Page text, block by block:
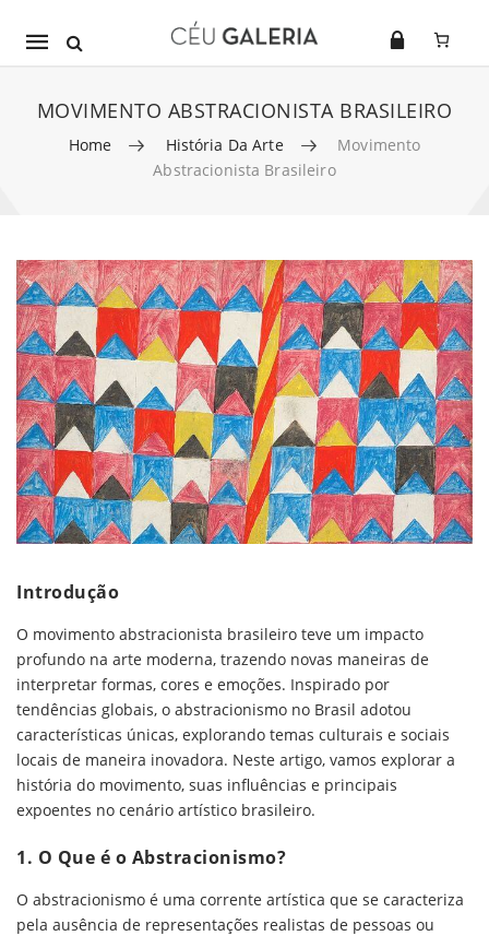
Mobile
MOVIMENTO ABSTRACIONISTA BRASILEIRO
Home História Da Arte
Movimento
Abstracionista Brasileiro
Skip to content
Introdução
O movimento abstracionista brasileiro teve um impacto
profundo na arte moderna, trazendo novas maneiras de
interpretar formas, cores e emoções. Inspirado por
tendências globais, o abstracionismo no Brasil adotou
características únicas, explorando temas culturais e sociais
locais de maneira inovadora. Neste artigo, vamos explorar a
história do movimento, suas influências e principais
expoentes no cenário artístico brasileiro.
1. O Que é o Abstracionismo?
O abstracionismo é uma corrente artística que se caracteriza
pela ausência de representações realistas de pessoas ou